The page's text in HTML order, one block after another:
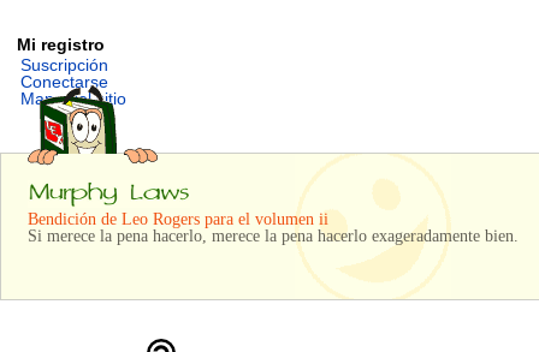
Mi registro
Suscripción
Conectarse
Mapa del sitio
Bendición de Leo Rogers para el volumen ii
Si merece la pena hacerlo, merece la pena hacerlo exageradamente bien.